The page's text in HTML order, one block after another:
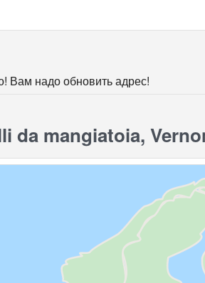
Вам надо обновить адрес!
da mangiatoia,